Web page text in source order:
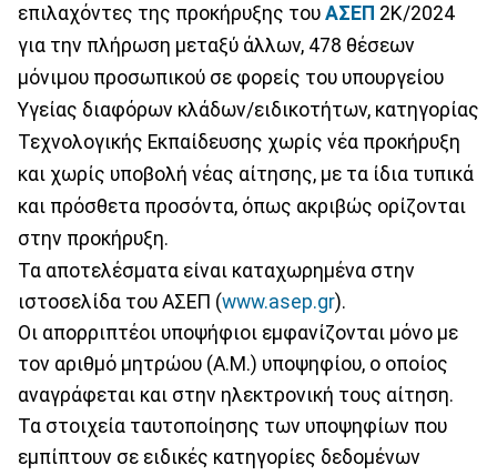
επιλαχόντες της προκήρυξης του ΑΣΕΠ 2Κ/2024
για την πλήρωση μεταξύ άλλων, 478 θέσεων
μόνιμου προσωπικού σε φορείς του υπουργείου
Υγείας διαφόρων κλάδων/ειδικοτήτων, κατηγορίας
Τεχνολογικής Εκπαίδευσης χωρίς νέα προκήρυξη
και χωρίς υποβολή νέας αίτησης, με τα ίδια τυπικά
και πρόσθετα προσόντα, όπως ακριβώς ορίζονται
στην προκήρυξη.
Τα αποτελέσματα είναι καταχωρημένα στην
ιστοσελίδα του ΑΣΕΠ (www.asep.gr).
Οι απορριπτέοι υποψήφιοι εμφανίζονται μόνο με
τον αριθμό μητρώου (Α.Μ.) υποψηφίου, ο οποίος
αναγράφεται και στην ηλεκτρονική τους αίτηση.
Τα στοιχεία ταυτοποίησης των υποψηφίων που
εμπίπτουν σε ειδικές κατηγορίες δεδομένων